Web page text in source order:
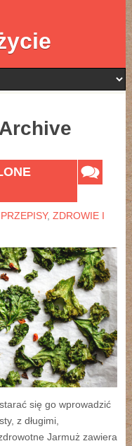
PRZEPISY, ZDROWIE I
się go wprowadzić
z długimi,
Jarmuż zawiera